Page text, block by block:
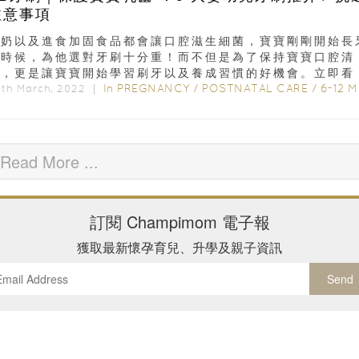
事項
以及進食加固食品都會讓口腔滋生細菌，寶寶剛剛開始長
候，為他選對牙刷十分重！而不但是為了保持寶寶口腔清
更是讓寶寶開始學習刷牙以及養成習慣的好機會。立即看
幼兒牙刷推介 +...
March, 2022 ｜ In PREGNANCY / POSTNATAL CARE / 6-12
Read More ...
訂閱 Champimom 電子報
獲取最新懷孕育兒、升學及親子資訊
Send